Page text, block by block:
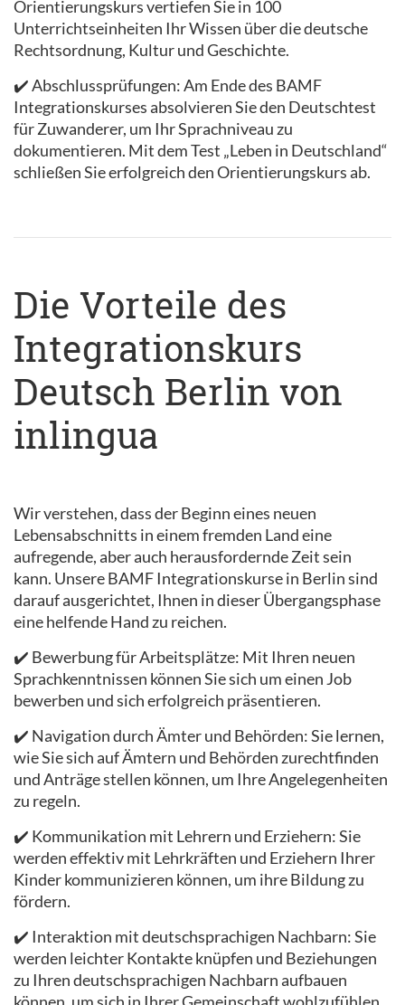
Orientierungskurs vertiefen Sie in 100
Unterrichtseinheiten Ihr Wissen über die deutsche
Rechtsordnung, Kultur und Geschichte.
✔️ Abschlussprüfungen: Am Ende des BAMF
Integrationskurses absolvieren Sie den Deutschtest
für Zuwanderer, um Ihr Sprachniveau zu
dokumentieren. Mit dem Test „Leben in Deutschland“
schließen Sie erfolgreich den Orientierungskurs ab.
Die Vorteile des
Integrationskurs
Deutsch Berlin von
inlingua
Wir verstehen, dass der Beginn eines neuen
Lebensabschnitts in einem fremden Land eine
aufregende, aber auch herausfordernde Zeit sein
kann. Unsere BAMF Integrationskurse in Berlin sind
darauf ausgerichtet, Ihnen in dieser Übergangsphase
eine helfende Hand zu reichen.
✔️ Bewerbung für Arbeitsplätze: Mit Ihren neuen
Sprachkenntnissen können Sie sich um einen Job
bewerben und sich erfolgreich präsentieren.
✔️ Navigation durch Ämter und Behörden: Sie lernen,
wie Sie sich auf Ämtern und Behörden zurechtfinden
und Anträge stellen können, um Ihre Angelegenheiten
zu regeln.
✔️ Kommunikation mit Lehrern und Erziehern: Sie
werden effektiv mit Lehrkräften und Erziehern Ihrer
Kinder kommunizieren können, um ihre Bildung zu
fördern.
✔️ Interaktion mit deutschsprachigen Nachbarn: Sie
werden leichter Kontakte knüpfen und Beziehungen
zu Ihren deutschsprachigen Nachbarn aufbauen